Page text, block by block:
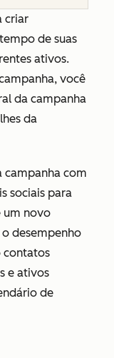
criar
de suas
ativos.
você
da campanha
da
campanha com
sociais para
um novo
desempenho
contatos
e ativos
de